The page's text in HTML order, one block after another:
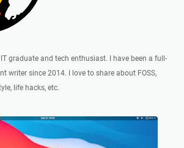
graduate and tech enthusiast. I have been a full-
writer since 2014. I love to share about FOSS,
life hacks, etc.